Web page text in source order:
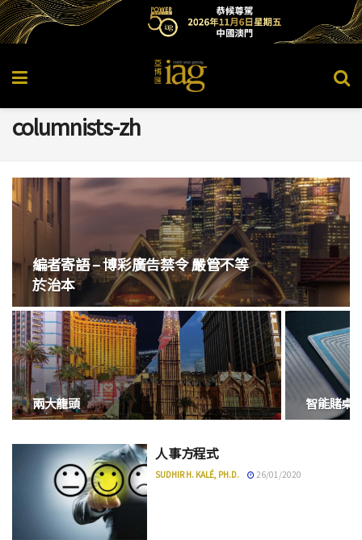
columnists-zh
編者寄語 – 博彩廣告禁令 嚴管不等
於治本
兩大龍頭 智能賭桌
人事方程式
SUDHIR H. KALÉ, PH.D. 26/01/2020